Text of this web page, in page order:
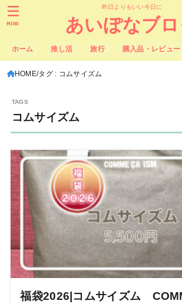
昨日よりもいい今日に
あいぽなブ
ホーム 推し活 旅行 購入品・レビュー
MENU
HOME タグ : コムサイズム
コムサイズム
福袋2026|コムサイズム